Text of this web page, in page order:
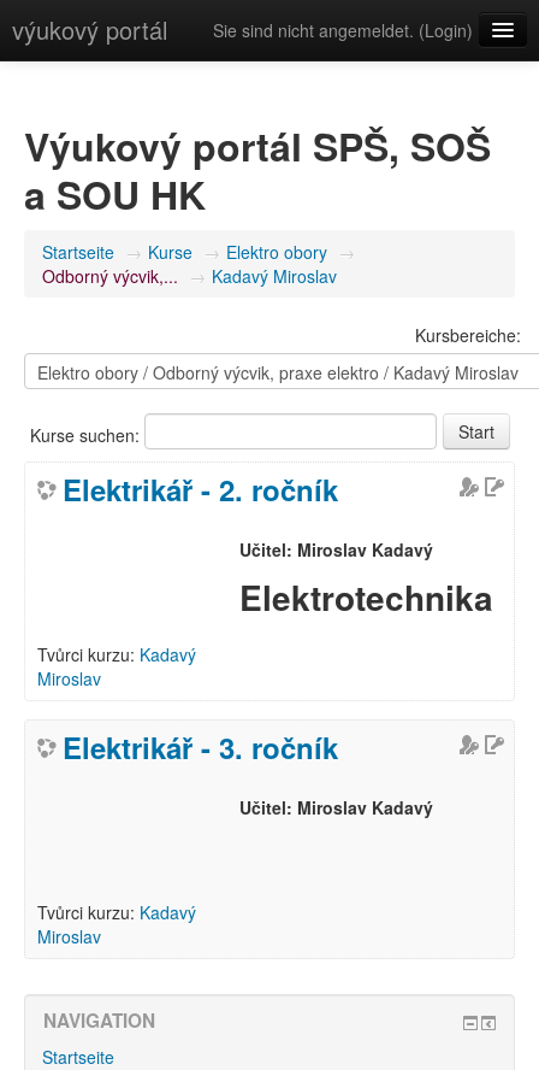
výukový portál Sie sind nicht angemeldet. (Login)
Výukový portál SPŠ, SOŠ
a SOU HK
Startseite → Kurse → Elektro obory →
Odborný výcvik,... → Kadavý Miroslav
Kursbereiche:
Kurse suchen:
Elektrikář - 2. ročník
Učitel: Miroslav Kadavý
Elektrotechnika
Tvůrci kurzu: Kadavý
Miroslav
Elektrikář - 3. ročník
Učitel: Miroslav Kadavý
Tvůrci kurzu: Kadavý
Miroslav
NAVIGATION
Startseite